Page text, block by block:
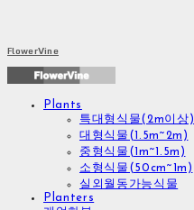
FlowerVine
Plants
특대형식물(2m이상)
대형식물(1.5m~2m)
중형식물(1m~1.5m)
소형식물(50cm~1m)
실외월동가능식물
Planters